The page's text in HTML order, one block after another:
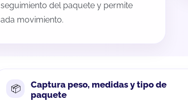
del paquete y permite
movimiento.
Captura peso, medidas y tipo de
paquete